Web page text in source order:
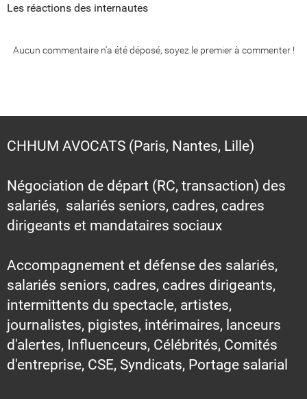
Les réactions des internautes
Aucun commentaire n'a été déposé, soyez le premier à commenter !
CHHUM AVOCATS (Paris, Nantes, Lille)
Négociation de départ (RC, transaction) des
salariés, salariés seniors, cadres, cadres
dirigeants et mandataires sociaux
Accompagnement et défense des salariés,
salariés seniors, cadres, cadres dirigeants,
intermittents du spectacle, artistes,
journalistes, pigistes, intérimaires, lanceurs
d'alertes, Influenceurs, Célébrités, Comités
d'entreprise, CSE, Syndicats, Portage salarial